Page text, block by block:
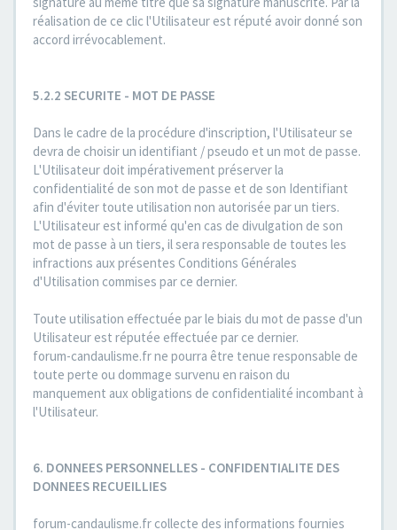
réalisation de ce clic l'Utilisateur est réputé avoir donné son
accord irrévocablement.
5.2.2 SECURITE - MOT DE PASSE
Dans le cadre de la procédure d'inscription, l'Utilisateur se
devra de choisir un identifiant / pseudo et un mot de passe.
L'Utilisateur doit impérativement préserver la
confidentialité de son mot de passe et de son Identifiant
afin d'éviter toute utilisation non autorisée par un tiers.
L'Utilisateur est informé qu'en cas de divulgation de son
mot de passe à un tiers, il sera responsable de toutes les
infractions aux présentes Conditions Générales
d'Utilisation commises par ce dernier.
Toute utilisation effectuée par le biais du mot de passe d'un
Utilisateur est réputée effectuée par ce dernier.
forum-candaulisme.fr ne pourra être tenue responsable de
toute perte ou dommage survenu en raison du
manquement aux obligations de confidentialité incombant à
l'Utilisateur.
6. DONNEES PERSONNELLES - CONFIDENTIALITE DES
DONNEES RECUEILLIES
forum-candaulisme.fr collecte des informations fournies